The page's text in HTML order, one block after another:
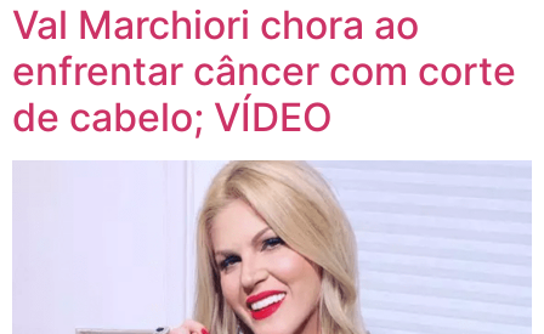
Val Marchiori chora ao
enfrentar câncer com corte
de cabelo; VÍDEO